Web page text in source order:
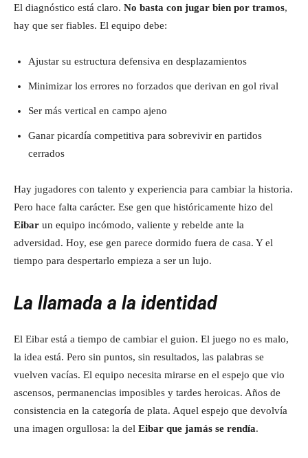
El diagnóstico está claro. No basta con jugar bien por tramos,
hay que ser fiables. El equipo debe:
Ajustar su estructura defensiva en desplazamientos
Minimizar los errores no forzados que derivan en gol rival
Ser más vertical en campo ajeno
Ganar picardía competitiva para sobrevivir en partidos
cerrados
Hay jugadores con talento y experiencia para cambiar la historia.
Pero hace falta carácter. Ese gen que históricamente hizo del
Eibar un equipo incómodo, valiente y rebelde ante la
adversidad. Hoy, ese gen parece dormido fuera de casa. Y el
tiempo para despertarlo empieza a ser un lujo.
La llamada a la identidad
El Eibar está a tiempo de cambiar el guion. El juego no es malo,
la idea está. Pero sin puntos, sin resultados, las palabras se
vuelven vacías. El equipo necesita mirarse en el espejo que vio
ascensos, permanencias imposibles y tardes heroicas. Años de
consistencia en la categoría de plata. Aquel espejo que devolvía
una imagen orgullosa: la del Eibar que jamás se rendía.